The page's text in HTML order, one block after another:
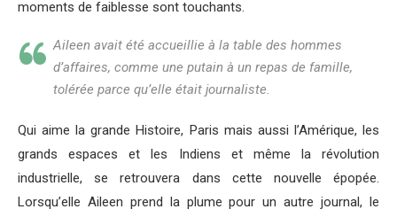
moments de faiblesse sont touchants.
Aileen avait été accueillie à la table des hommes
d’affaires, comme une putain à un repas de famille,
tolérée parce qu’elle était journaliste.
Qui aime la grande Histoire, Paris mais aussi l’Amérique, les
grands espaces et les Indiens et même la révolution
industrielle, se retrouvera dans cette nouvelle épopée.
Lorsqu’elle Aileen prend la plume pour un autre journal, le